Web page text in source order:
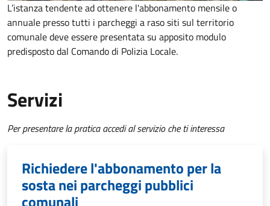
L’istanza tendente ad ottenere l'abbonamento mensile o
annuale presso tutti i parcheggi a raso siti sul territorio
comunale deve essere presentata su apposito modulo
predisposto dal Comando di Polizia Locale.
Servizi
Per presentare la pratica accedi al servizio che ti interessa
Richiedere l'abbonamento per la
sosta nei parcheggi pubblici